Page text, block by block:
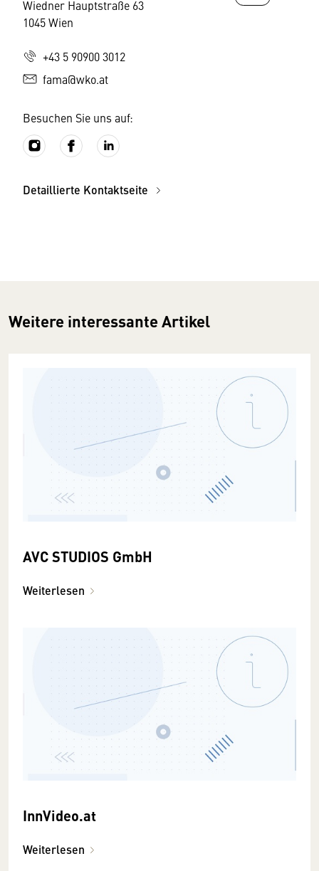
Wiedner Hauptstraße 63
1045 Wien
+43 5 90900 3012
fama@wko.at
Besuchen Sie uns auf:
Detaillierte Kontaktseite
Weitere interessante Artikel
AVC STUDIOS GmbH
Weiterlesen
InnVideo.at
Weiterlesen